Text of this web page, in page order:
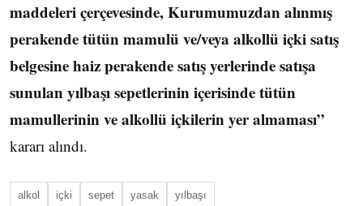
maddeleri çerçevesinde, Kurumumuzdan alınmış
perakende tütün mamulü ve/veya alkollü içki satış
belgesine haiz perakende satış yerlerinde satışa
sunulan yılbaşı sepetlerinin içerisinde tütün
mamullerinin ve alkollü içkilerin yer almaması”
kararı alındı.
alkol içki sepet yasak yılbaşı